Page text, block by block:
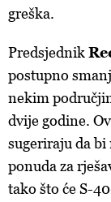
greška.
Predsjednik
postupno
nekim
dvije godine.
sugeriraju da bi
ponuda za
tako što će S-